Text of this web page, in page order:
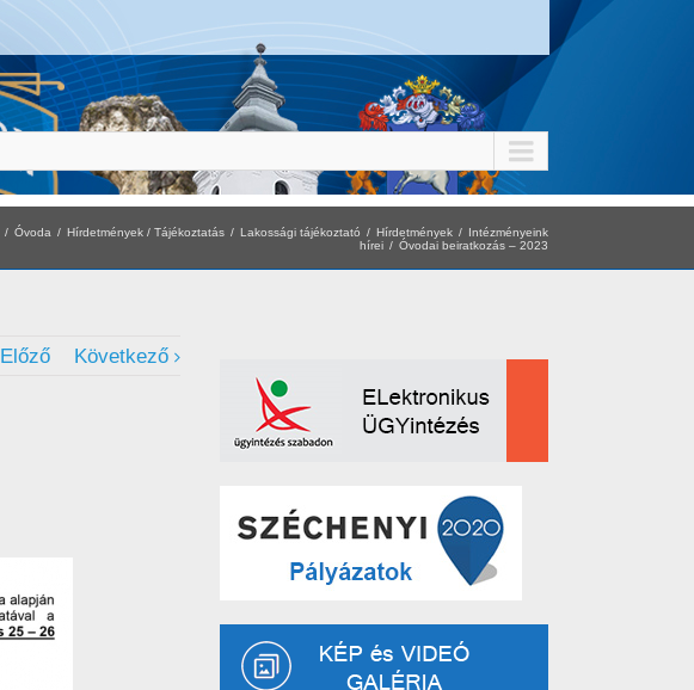
Óvoda Hírdetmények / Tájékoztatás Lakossági tájékoztató Hírdetmények
Intézményeink
hírei
Óvodai beiratkozás – 2023
Előző Következő